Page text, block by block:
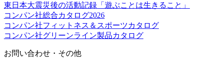
東日本大震災後の活動記録「遊ぶことは生きること」
コンパン社総合カタログ2026
コンパン社フィットネス＆スポーツカタログ
コンパン社グリーンライン製品カタログ
お問い合わせ・その他